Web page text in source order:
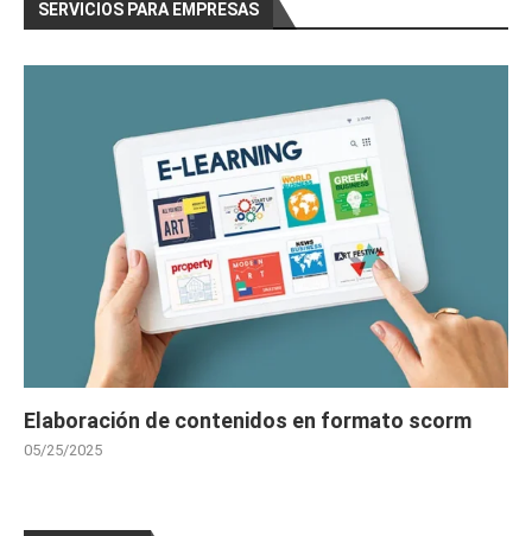
SERVICIOS PARA EMPRESAS
Elaboración de contenidos en formato scorm
05/25/2025